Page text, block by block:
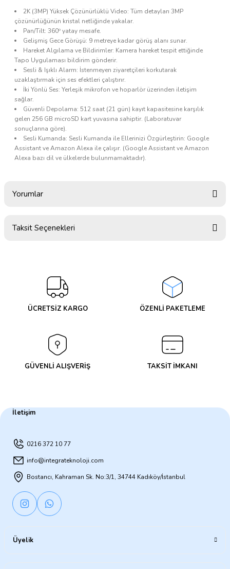
2K (3MP) Yüksek Çözünürlüklü Video: Tüm detayları 3MP
çözünürlüğünün kristal netliğinde yakalar.
Pan/Tilt: 360º yatay mesafe.
Gelişmiş Gece Görüşü: 9 metreye kadar görüş alanı sunar.
Hareket Algılama ve Bildirimler: Kamera hareket tespit ettiğinde
Tapo Uygulaması bildirim gönderir.
Sesli & Işıklı Alarm: İstenmeyen ziyaretçileri korkutarak
uzaklaştırmak için ses efektleri çalıştırır.
İki Yönlü Ses: Yerleşik mikrofon ve hoparlör üzerinden iletişim
sağlar.
Güvenli Depolama: 512 saat (21 gün) kayıt kapasitesine karşılık
gelen 256 GB microSD kart yuvasına sahiptir. (Laboratuvar
sonuçlarına göre).
Sesli Kumanda: Sesli Kumanda ile Ellerinizi Özgürleştirin: Google
Assistant ve Amazon Alexa ile çalışır. (Google Assistant ve Amazon
Alexa bazı dil ve ülkelerde bulunmamaktadır).
Yorumlar
Taksit Seçenekleri
ÜCRETSİZ KARGO ÖZENLİ PAKETLEME
GÜVENLİ ALIŞVERİŞ TAKSİT İMKANI
İletişim
0216 372 10 77
info@integrateknoloji.com
Bostancı, Kahraman Sk. No:3/1, 34744 Kadıköy/İstanbul
Üyelik